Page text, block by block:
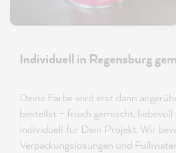
Individuell in Regensburg
Deine Farbe wird erst dann
bestellst – frisch gemischt, liebevoll
individuell für Dein Projekt. Wir
Verpackungslösungen und